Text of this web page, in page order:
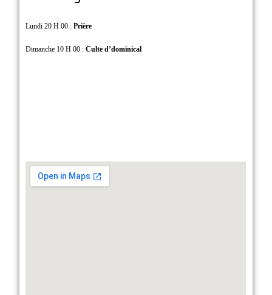
Lundi 20 H 00 :Prière
Dimanche 10 H 00 :Culte d’dominical